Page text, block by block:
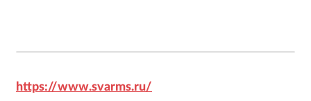
https://www.svarms.ru/